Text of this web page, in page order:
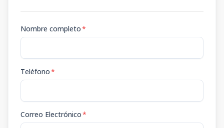
Nombre completo*
Teléfono*
Correo Electrónico*